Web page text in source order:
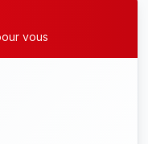
vous